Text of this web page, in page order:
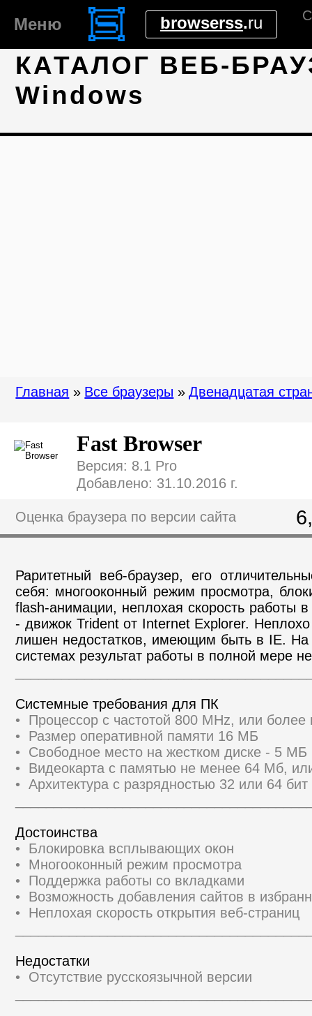
Оценка браузера по версии сайта
Раритетный веб-браузер, его
себя: многооконный режим просмотра,
flash-анимации, неплохая скорость работы
- движок Trident от Internet Explorer.
лишен недостатков, имеющим быть в IE. На
системах результат работы в полной мере
Системные требования для ПК
• Процессор с частотой 800 MHz, или
• Размер оперативной памяти 16 МБ
• Свободное место на жестком диске - 5 МБ
• Видеокарта с памятью не менее 64 Мб,
• Архитектура с разрядностью 32 или 64
Достоинства
• Блокировка всплывающих окон
• Многооконный режим просмотра
• Поддержка работы со вкладками
• Возможность добавления сайтов в
• Неплохая скорость открытия веб-страниц
Недостатки
• Отсутствие русскоязычной версии
Главная » Все браузеры » Двенадцатая
Версия: 8.1 Pro
Добавлено: 31.10.2016 г.
Fast Browser
КАТАЛОГ ВЕБ-
Windows
browserss.ru
Меню